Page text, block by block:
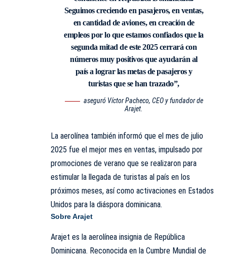
Seguimos creciendo en pasajeros, en ventas,
en cantidad de aviones, en creación de
empleos por lo que estamos confiados que la
segunda mitad de este 2025 cerrará con
números muy positivos que ayudarán al
país a lograr las metas de pasajeros y
turistas que se han trazado”,
aseguró Víctor Pacheco, CEO y fundador de
Arajet.
La aerolínea también informó que el mes de julio
2025 fue el mejor mes en ventas, impulsado por
promociones de verano que se realizaron para
estimular la llegada de turistas al país en los
próximos meses, así como activaciones en Estados
Unidos para la diáspora dominicana.
Sobre Arajet
Arajet es la aerolínea insignia de República
Dominicana. Reconocida en la Cumbre Mundial de